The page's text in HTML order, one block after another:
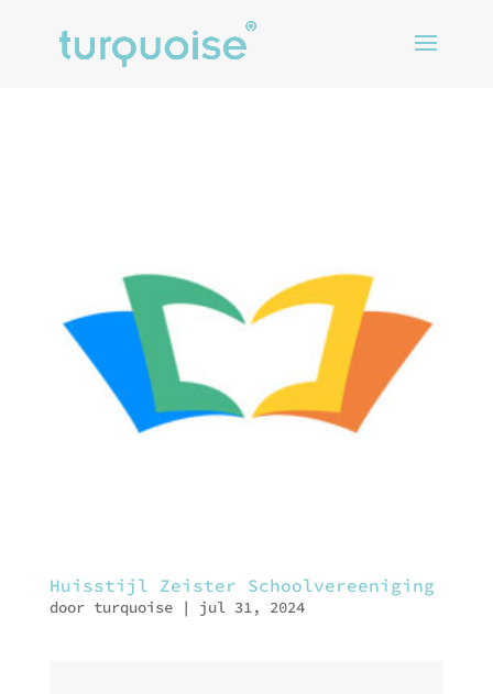
Huisstijl Zeister Schoolvereeniging
door turquoise| jul 31, 2024